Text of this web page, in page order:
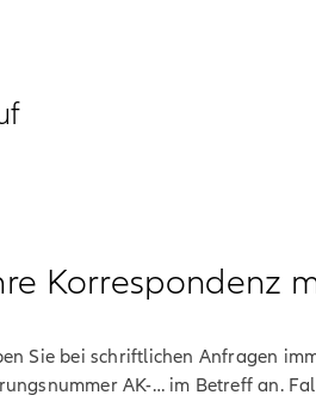
Korrespondenz
Sie bei schriftlichen Anfragen
AK-… im Betreff an.